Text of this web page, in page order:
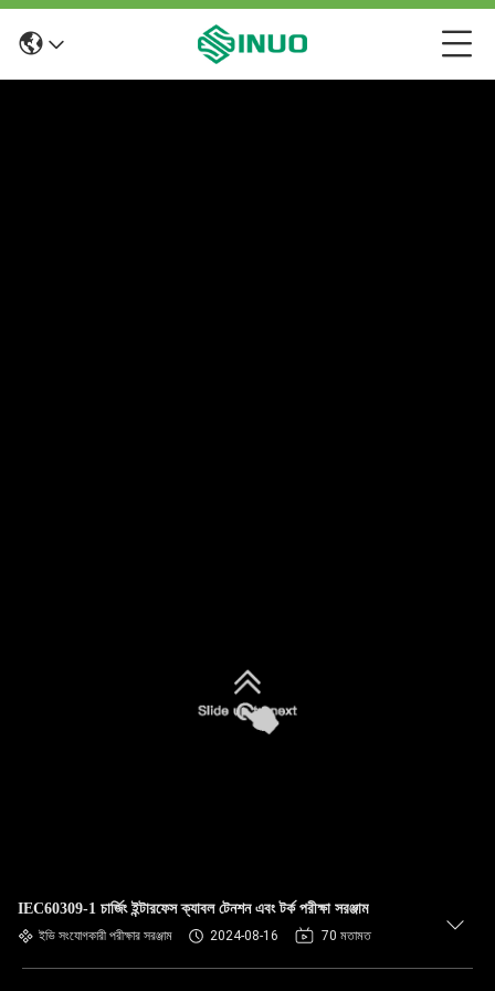
IEC60309-1 চার্জিং ইন্টারফেস ক্যাবল টেনশন এবং টর্ক পরীক্ষা সরঞ্জাম
ইভি সংযোগকারী পরীক্ষার সরঞ্জাম 2024-08-16 70 মতামত